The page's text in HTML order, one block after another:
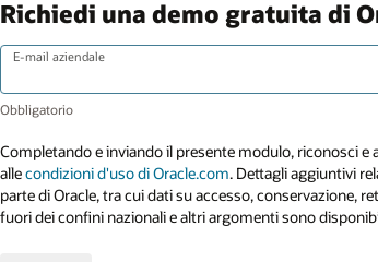
Richiedi una demo gratuita di
E-mail aziendale
Completando e inviando il presente modulo, riconosci e
allecondizioni d'uso di Oracle.com. Dettagli aggiuntivi
parte di Oracle, tra cui dati su accesso, conservazione,
fuori dei confini nazionali e altri argomenti sono